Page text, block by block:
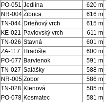
PO-051 Jedlina 620 m
NR-004 Žibrica 616 m
TN-044 Drieňový vrch 615 m
KE-021 Pavlovský vrch 611 m
TN-026 Stavná 601 m
ZA-117
Hradište 600 m
PO-077 Barvienok 591 m
TN-027 Salášky 588 m
NR-005 Zobor 586 m
TN-028 Klenová 585 m
PO-078 Kosmatec 581 m